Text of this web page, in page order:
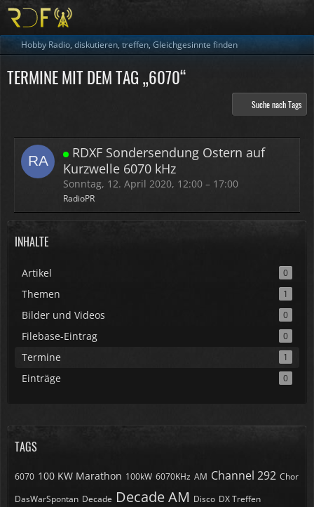
Hobby Radio, diskutieren, treffen, Gleichgesinnte finden
TERMINE MIT DEM TAG „6070“
Suche nach Tags
RDXF Sondersendung Ostern auf
Kurzwelle 6070 kHz
Sonntag, 12. April 2020, 12:00 – 17:00
RadioPR
INHALTE
Artikel 0
Themen 1
Bilder und Videos 0
Filebase-Eintrag 0
Termine 1
Einträge 0
TAGS
6070 100 KW Marathon 100kW 6070KHz AM Channel 292 Chor
DasWarSpontan Decade Decade AM Disco DX Treffen